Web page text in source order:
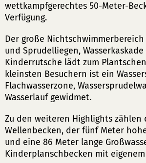
wettkampfgerechtes 50-Meter-
Verfügung.
Der große Nichtschwimmerbereich
und Sprudelliegen,
Kinderrutsche lädt zum
kleinsten Besuchern ist ein
Flachwasserzone,
Wasserlauf gewidmet.
Zu den weiteren Highlights zählen
Wellenbecken, der fünf Meter
und eine 86 Meter lange
Kinderplanschbecken mit